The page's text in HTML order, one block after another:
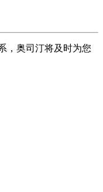
，奥司汀将及时为您